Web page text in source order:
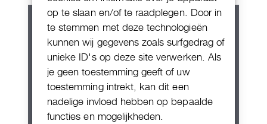
op te slaan en/of te raadplegen. Door in
te stemmen met deze technologieën
kunnen wij gegevens zoals surfgedrag of
unieke ID's op deze site verwerken. Als
je geen toestemming geeft of uw
toestemming intrekt, kan dit een
nadelige invloed hebben op bepaalde
functies en mogelijkheden.